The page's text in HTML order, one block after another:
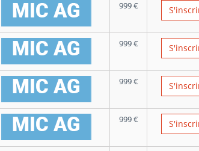
999€
999€
999€
999€